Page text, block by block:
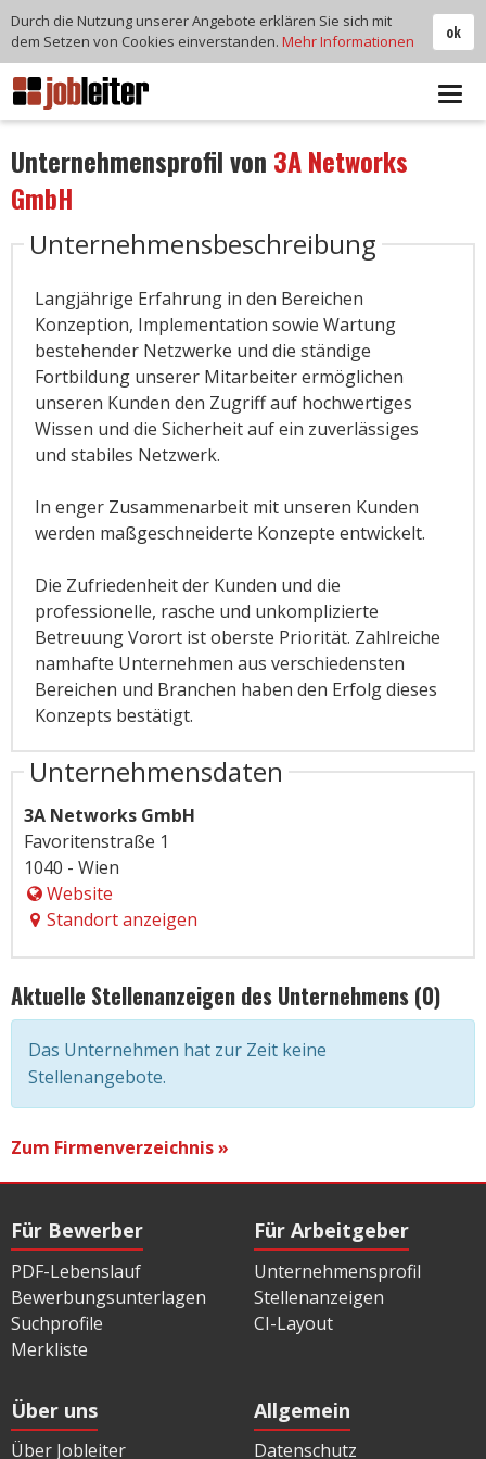
Unternehmensprofil von 3A Networks
GmbH
Unternehmensbeschreibung
Langjährige Erfahrung in den Bereichen
Konzeption, Implementation sowie Wartung
bestehender Netzwerke und die ständige
Fortbildung unserer Mitarbeiter ermöglichen
unseren Kunden den Zugriff auf hochwertiges
Wissen und die Sicherheit auf ein zuverlässiges
und stabiles Netzwerk.
In enger Zusammenarbeit mit unseren Kunden
werden maßgeschneiderte Konzepte entwickelt.
Die Zufriedenheit der Kunden und die
professionelle, rasche und unkomplizierte
Betreuung Vorort ist oberste Priorität. Zahlreiche
namhafte Unternehmen aus verschiedensten
Bereichen und Branchen haben den Erfolg dieses
Konzepts bestätigt.
Unternehmensdaten
3A Networks GmbH
Favoritenstraße 1
1040 - Wien
Website
Standort anzeigen
Aktuelle Stellenanzeigen des Unternehmens (0)
Das Unternehmen hat zur Zeit keine
Stellenangebote.
Zum Firmenverzeichnis »
Für Bewerber
PDF-Lebenslauf
Bewerbungsunterlagen
Suchprofile
Merkliste
Für Arbeitgeber
Unternehmensprofil
Stellenanzeigen
CI-Layout
Über uns
Über Jobleiter
Allgemein
Datenschutz
ok
Durch die Nutzung unserer Angebote erklären Sie sich mit
dem Setzen von Cookies einverstanden. Mehr Informationen